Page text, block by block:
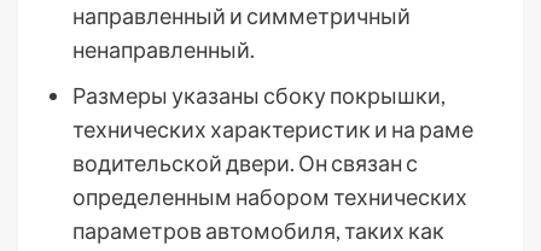
направленный и симметричный
ненаправленный.
Размеры указаны сбоку покрышки,
технических характеристик и на раме
водительской двери. Он связан с
определенным набором технических
параметров автомобиля, таких как